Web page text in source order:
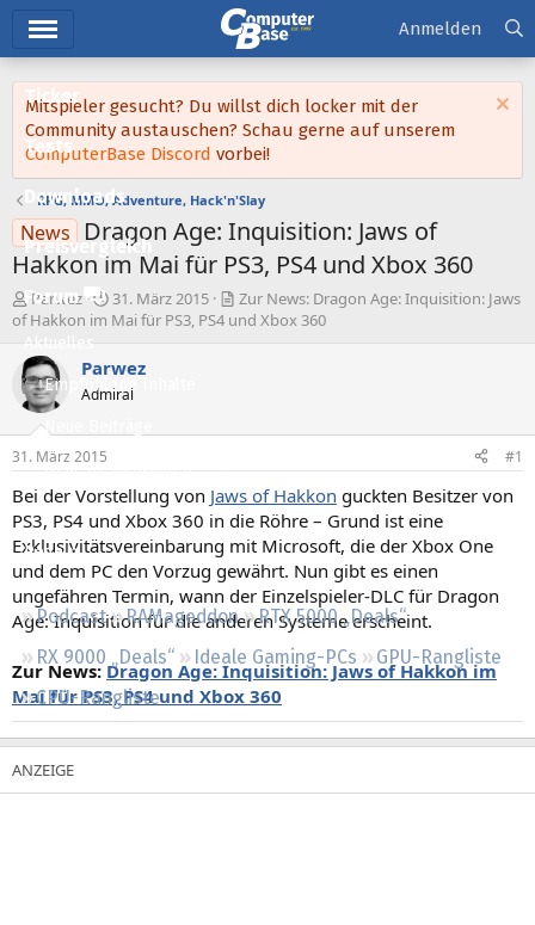
Ticker
Tests
Downloads
Preisvergleich
Forum
Aktuelles
Empfohlene Inhalte
Neue Beiträge
Neueste Aktivitäten
Regeln
Podcast RAMageddon
RTX 5000 „Deals“
RX 9000 „Deals“
Ideale Gaming-PCs
GPU-Rangliste
CPU-Rangliste
Anmelden
Mitspieler gesucht? Du willst dich locker mit der
Community austauschen? Schau gerne auf unserem
ComputerBase Discord vorbei!
RPG, MMO, Adventure, Hack'n'Slay
News
Dragon Age: Inquisition: Jaws of
Hakkon im Mai für PS3, PS4 und Xbox 360
E
r
t
e
l
e
r
Parwez
E
r
t
e
l
a
m
31. März 2015
Zur News: Dragon Age: Inquisition: Jaws
of Hakkon im Mai für PS3, PS4 und Xbox 360
Parwez
Admiral
31. März 2015 #1
Bei der Vorstellung von Jaws of Hakkon guckten Besitzer von
PS3, PS4 und Xbox 360 in die Röhre – Grund ist eine
Exklusivitätsvereinbarung mit Microsoft, die der Xbox One
und dem PC den Vorzug gewährt. Nun gibt es einen
ungefähren Termin, wann der Einzelspieler-DLC für Dragon
Age: Inquisition für die anderen Systeme erscheint.
Zur News:Dragon Age: Inquisition: Jaws of Hakkon im
Mai für PS3, PS4 und Xbox 360